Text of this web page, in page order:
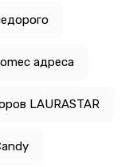
адреса
LAURASTAR